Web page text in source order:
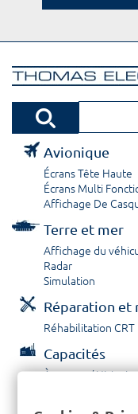
Avionique
Écrans Tête Haute
Écrans Multi
Affichage De
Terre et mer
Affichage du
Radar
Simulation
Réparation et
Réhabilitation CRT
Capacités
À propos /